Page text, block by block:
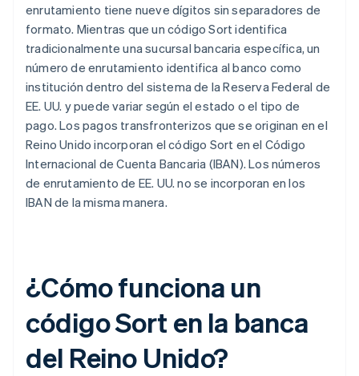
enrutamiento tiene nueve dígitos sin separadores de
formato. Mientras que un código Sort identifica
tradicionalmente una sucursal bancaria específica, un
número de enrutamiento identifica al banco como
institución dentro del sistema de la Reserva Federal de
EE. UU. y puede variar según el estado o el tipo de
pago. Los pagos transfronterizos que se originan en el
Reino Unido incorporan el código Sort en el Código
Internacional de Cuenta Bancaria (IBAN). Los números
de enrutamiento de EE. UU. no se incorporan en los
IBAN de la misma manera.
¿Cómo funciona un
código Sort en la banca
del Reino Unido?